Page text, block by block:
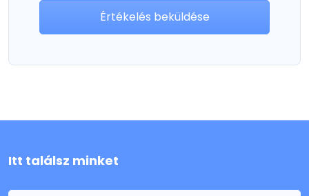
Értékelés beküldése
Itt találsz minket